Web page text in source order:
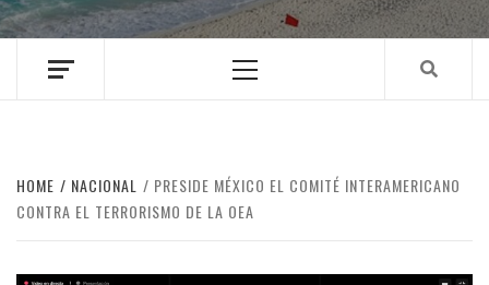
Menu
HOME NACIONAL
PRESIDE MÉXICO EL COMITÉ INTERAMERICANO
CONTRA EL TERRORISMO DE LA OEA